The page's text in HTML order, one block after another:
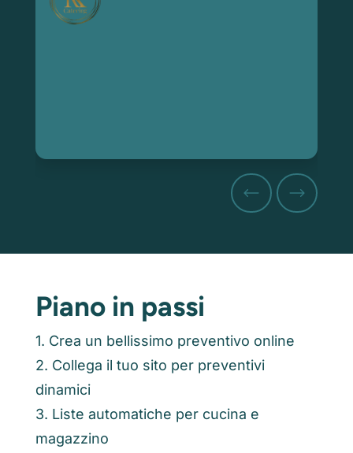
Piano in passi
1. Crea un bellissimo preventivo online
2. Collega il tuo sito per preventivi
dinamici
3. Liste automatiche per cucina e
magazzino